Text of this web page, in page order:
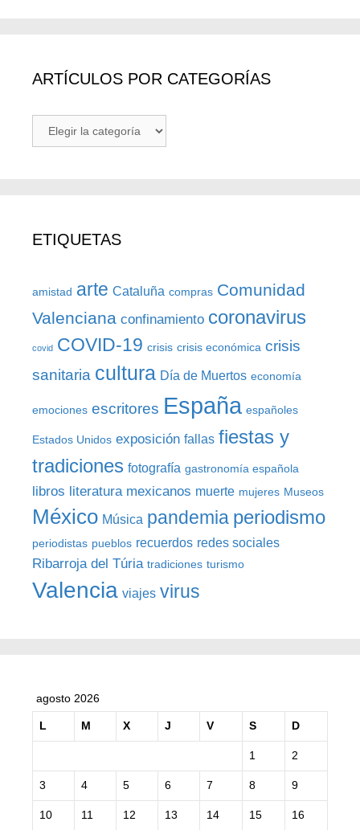
ARTÍCULOS POR CATEGORÍAS
ARTÍCULOS
POR
ETIQUETAS
amistad arte Cataluña compras Comunidad
Valenciana confinamiento coronavirus
covid COVID-19 crisis crisis económica crisis
sanitaria cultura Día de Muertos economía
emociones escritores España españoles
Estados Unidos exposición fallas fiestas y
tradiciones fotografía gastronomía española
libros literatura mexicanos muerte mujeres Museos
México Música pandemia periodismo
periodistas pueblos recuerdos redes sociales
Ribarroja del Túria tradiciones turismo
Valencia viajes virus
agosto 2026
L M X J V S D
1 2
3 4 5 6 7 8 9
10 11 12 13 14 15 16